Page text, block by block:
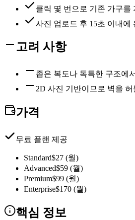
클릭 몇 번으로 기존 가구를
사진 업로드 후 15초 이내에
고려 사항
좁은 복도나 독특한 구조에
2D 사진 기반이므로 벽을
가격
무료 플랜 제공
Standard$27 (월)
Advanced$59 (월)
Premium$99 (월)
Enterprise$170 (월)
핵심 정보